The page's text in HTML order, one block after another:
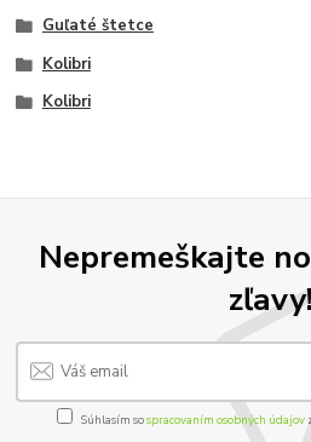
Guľaté štetce
Kolibri
Kolibri
Nepremeškajte
zľavy!
Súhlasím sospracovaním osobných údajov